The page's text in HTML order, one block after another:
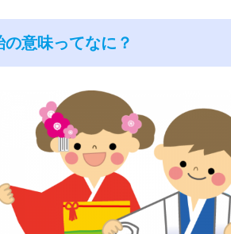
の意味ってなに？